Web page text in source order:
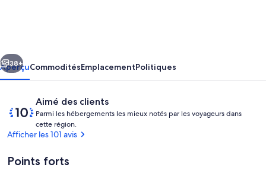
pool
&
view
for
privacy
Suivant
38+
AperçuCommoditésEmplacementPolitiques
Aimé des clients
10
sur
10,
Aimé
clients
Parmi les hébergements les mieux notés par les voyageurs dans
cette région.
a
Afficher les 101 avis
Points forts